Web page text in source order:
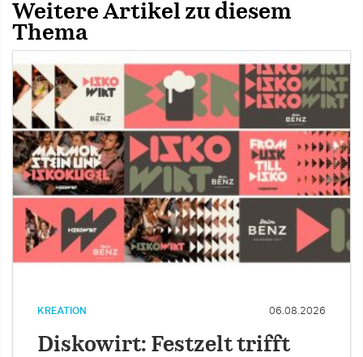
Weitere Artikel zu diesem
Thema
KREATION 06.08.2026
Diskowirt: Festzelt trifft